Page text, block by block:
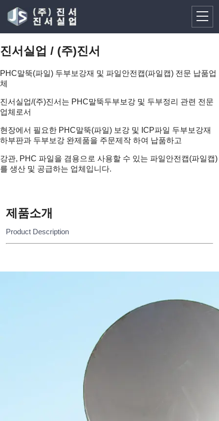
진서실업 / (주)진서
PHC말뚝(파일) 두부보강재 및 파일안전캡(파일캡) 전문 납품업
체
진서실업/(주)진서는 PHC말뚝두부보강 및 두부정리 관련 전문
업체로서
현장에서 필요한 PHC말뚝(파일) 보강 및 ICP파일 두부보강재
하부판과 두부보강 완제품을 주문제작 하여 납품하고
강관, PHC 파일을 겸용으로 사용할 수 있는 파일안전캡(파일캡)
를 생산 및 공급하는 업체입니다.
제품소개
Product Description